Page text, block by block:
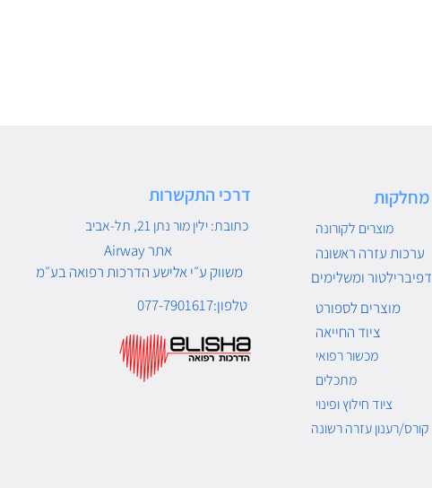
דרכי התקשרות
כתובת: ילין מור נתן 21, תל-אביב
Airway אתר
משווק ע״י אלישע הדרכות רפואה בע״מ
טלפון:077-7901617
מחלקות
מוצרים לקורונה
ערכות עזרה ראשונה
דפיברילטור ומשלימים
מוצרים לספורט
ציוד החייאה
מכשור רפואי
מתכלים
ציוד חילוץ ופינוי
קורס/רענון עזרה רשונה